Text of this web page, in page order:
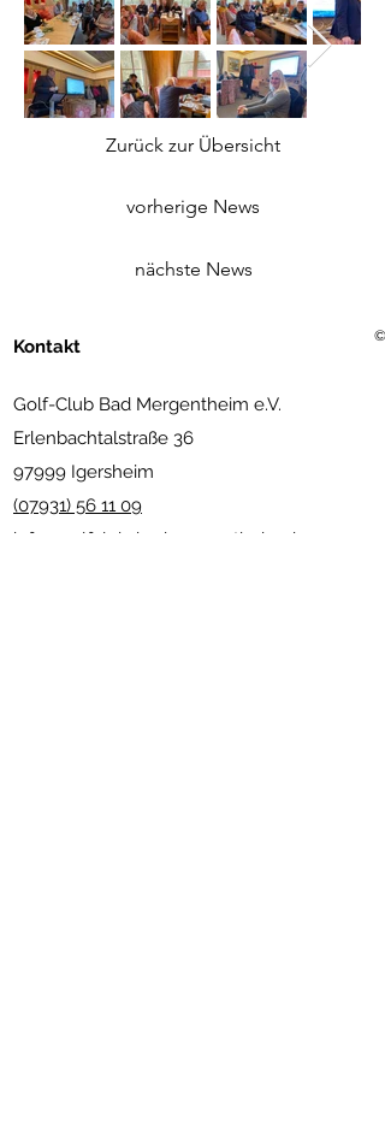
Zurück zur Übersicht
vorherige News
nächste News
Kontakt
Golf-Club Bad Mergentheim e.V.
Erlenbachtalstraße 36
97999 Igersheim
(07931) 56 11 09
info@golfclub-badmergentheim.de